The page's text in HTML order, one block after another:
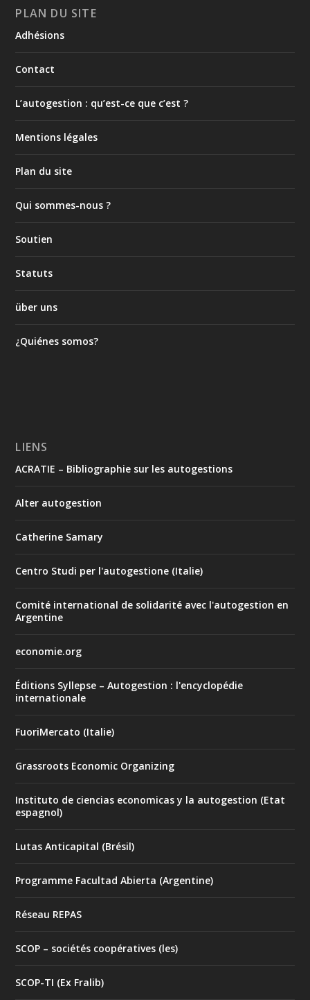
PLAN DU SITE
Adhésions
Contact
L’autogestion : qu’est-ce que c’est ?
Mentions légales
Plan du site
Qui sommes-nous ?
Soutien
Statuts
über uns
¿Quiénes somos?
LIENS
ACRATIE – Bibliographie sur les autogestions
Alter autogestion
Catherine Samary
Centro Studi per l'autogestione (Italie)
Comité international de solidarité avec l'autogestion en
Argentine
economie.org
Éditions Syllepse – Autogestion : l'encyclopédie
internationale
FuoriMercato (Italie)
Grassroots Economic Organizing
Instituto de ciencias economicas y la autogestion (Etat
espagnol)
Lutas Anticapital (Brésil)
Programme Facultad Abierta (Argentine)
Réseau REPAS
SCOP – sociétés coopératives (les)
SCOP-TI (Ex Fralib)